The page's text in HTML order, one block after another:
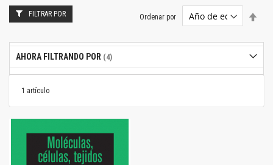
1 artículo
Ordenar por
FILTRAR POR
AHORA FILTRANDO POR